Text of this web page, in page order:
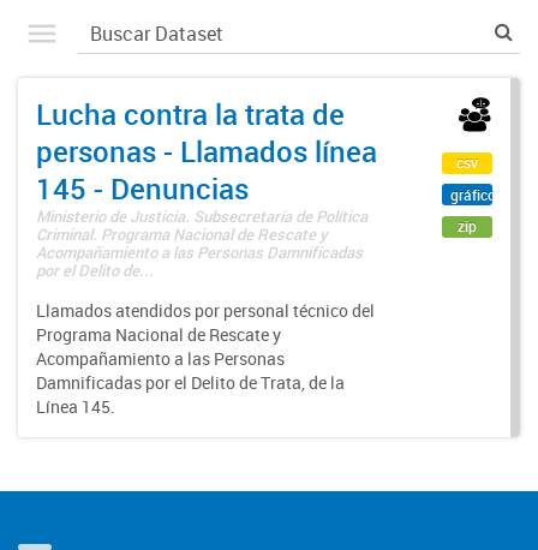
Lucha contra la trata de
personas - Llamados línea
145 - Denuncias
Ministerio de Justicia. Subsecretaría de Política
Criminal. Programa Nacional de Rescate y
Acompañamiento a las Personas Damnificadas
por el Delito de...
Llamados atendidos por personal técnico del
Programa Nacional de Rescate y
Acompañamiento a las Personas
Damnificadas por el Delito de Trata, de la
Línea 145.
csv
gráfico
zip